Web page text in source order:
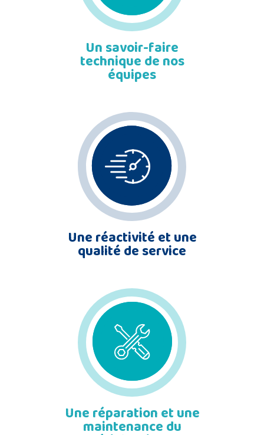
Un savoir-faire
technique de nos
équipes
Une réactivité et une
qualité de service
Une réparation et une
maintenance du